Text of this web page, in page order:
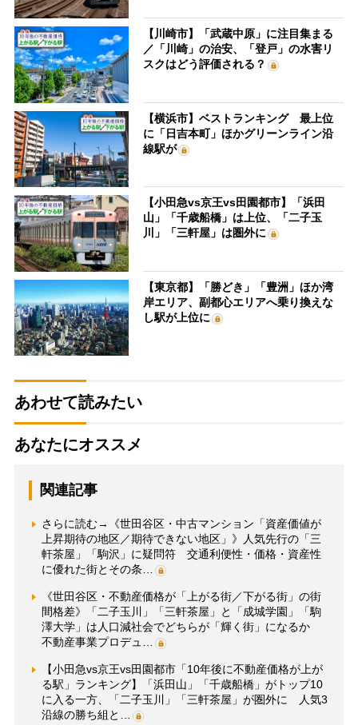
【川崎市】「武蔵中原」に注目集まる
／「川崎」の治安、「登戸」の水害リ
スクはどう評価される？
【横浜市】ベストランキング 最上位
に「日吉本町」ほかグリーンライン沿
線駅が
【小田急vs京王vs田園都市】「浜田
山」「千歳船橋」は上位、「二子玉
川」「三軒屋」は圏外に
【東京都】「勝どき」「豊洲」ほか湾
岸エリア、副都心エリアへ乗り換えな
し駅が上位に
あわせて読みたい
あなたにオススメ
関連記事
さらに読む→《世田谷区・中古マンション「資産価値が
上昇期待の地区／期待できない地区」》人気先行の「三
軒茶屋」「駒沢」に疑問符 交通利便性・価格・資産性
に優れた街とその条…
《世田谷区・不動産価格が「上がる街／下がる街」の街
間格差》「二子玉川」「三軒茶屋」と「成城学園」「駒
澤大学」は人口減社会でどちらが「輝く街」になるか
不動産事業プロデュ…
【小田急vs京王vs田園都市「10年後に不動産価格が上が
る駅」ランキング】「浜田山」「千歳船橋」がトップ10
に入る一方、「二子玉川」「三軒茶屋」が圏外に 人気3
沿線の勝ち組と…